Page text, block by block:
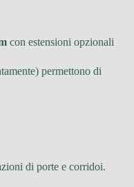
con estensioni opzionali
permettono di
di porte e corridoi.